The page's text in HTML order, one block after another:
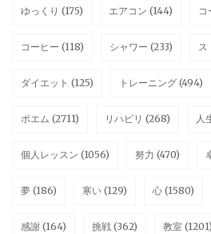
ゆっくり (175) エアコン (144) コ
コーヒー (118) シャワー (233) ス
ダイエット (125) トレーニング (494)
ポエム (2711) リハビリ (268) 人
個人レッスン (1056) 努力 (470)
夢 (186) 寒い (129) 心 (1580)
感謝 (164) 挑戦 (362) 教室 (1201)